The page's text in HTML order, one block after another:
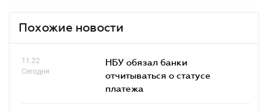
Похожие новости
11.22
Сегодня
НБУ обязал банки
отчитываться о статусе
платежа